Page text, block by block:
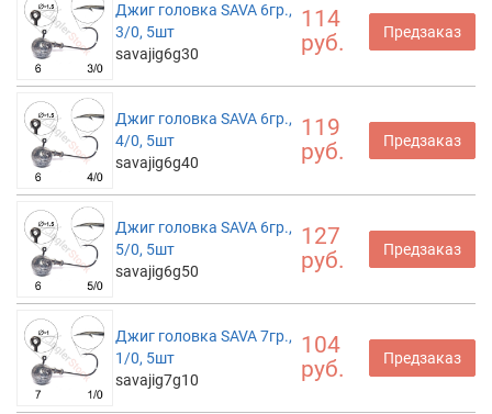
Джиг головка SAVA 6гр.,
3/0, 5шт
savajig6g30
114
руб.
Предзаказ
Джиг головка SAVA 6гр.,
4/0, 5шт
savajig6g40
119
руб.
Предзаказ
Джиг головка SAVA 6гр.,
5/0, 5шт
savajig6g50
127
руб.
Предзаказ
Джиг головка SAVA 7гр.,
1/0, 5шт
savajig7g10
104
руб.
Предзаказ